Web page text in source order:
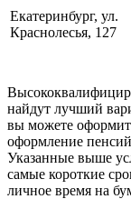
Екатеринбург, ул.
Краснолесья, 127
найдут лучший
вы можете
оформление
Указанные выше
самые короткие
личное время на